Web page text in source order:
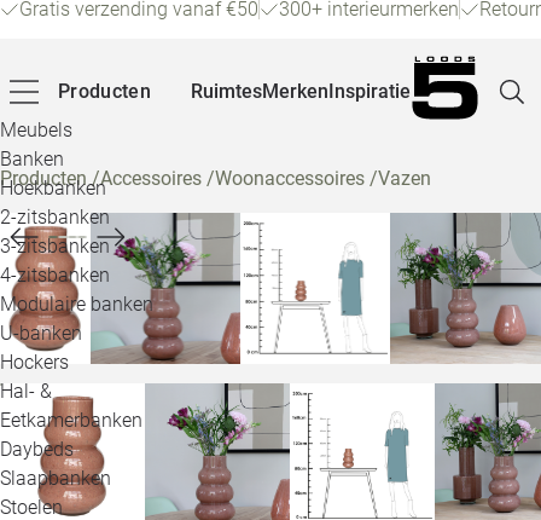
Gratis verzending vanaf €50 300+ interieurmerken
Producten
Meubels
Banken
Hoekbanken
2-zitsbanken
3-zitsbanken
4-zitsbanken
Modulaire banken
U-banken
Hockers
Hal- &
Eetkamerbanken
Daybeds
Slaapbanken
Stoelen
RuimtesMerkenInspiratie
Producten/Accessoires /Woonaccessoires /Vazen